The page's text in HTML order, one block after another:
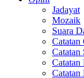
Jadayat
Mozaik
Suara
Catatan
Catatan
Catatan